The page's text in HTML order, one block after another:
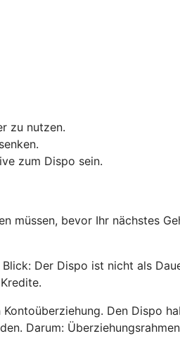
zu nutzen.
zum Dispo sein.
müssen, bevor Ihr nächstes
Der Dispo ist nicht als
Den Dispo
Darum: